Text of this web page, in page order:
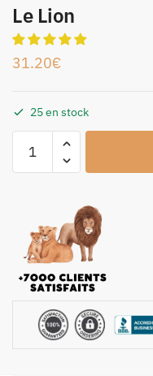
Le Lion
31.20€
25 en stock